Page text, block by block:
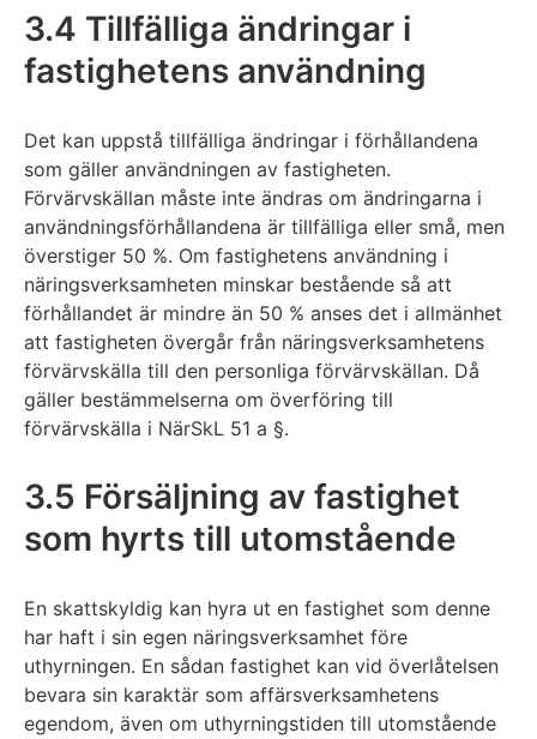
3.4 Tillfälliga ändringar i
fastighetens användning
Det kan uppstå tillfälliga ändringar i förhållandena
som gäller användningen av fastigheten.
Förvärvskällan måste inte ändras om ändringarna i
användningsförhållandena är tillfälliga eller små, men
överstiger 50 %. Om fastighetens användning i
näringsverksamheten minskar bestående så att
förhållandet är mindre än 50 % anses det i allmänhet
att fastigheten övergår från näringsverksamhetens
förvärvskälla till den personliga förvärvskällan. Då
gäller bestämmelserna om överföring till
förvärvskälla i NärSkL 51 a §.
3.5 Försäljning av fastighet
som hyrts till utomstående
En skattskyldig kan hyra ut en fastighet som denne
har haft i sin egen näringsverksamhet före
uthyrningen. En sådan fastighet kan vid överlåtelsen
bevara sin karaktär som affärsverksamhetens
egendom, även om uthyrningstiden till utomstående